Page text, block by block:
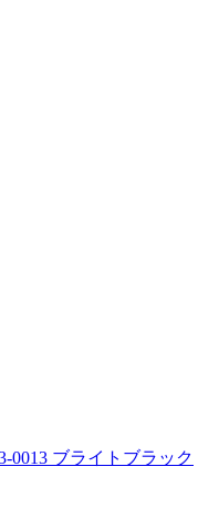
0013 ブライトブラック